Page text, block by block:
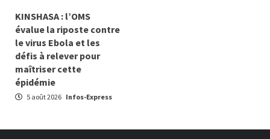
KINSHASA : l’OMS
évalue la riposte contre
le virus Ebola et les
défis à relever pour
maîtriser cette
épidémie
5 août 2026 Infos-Express